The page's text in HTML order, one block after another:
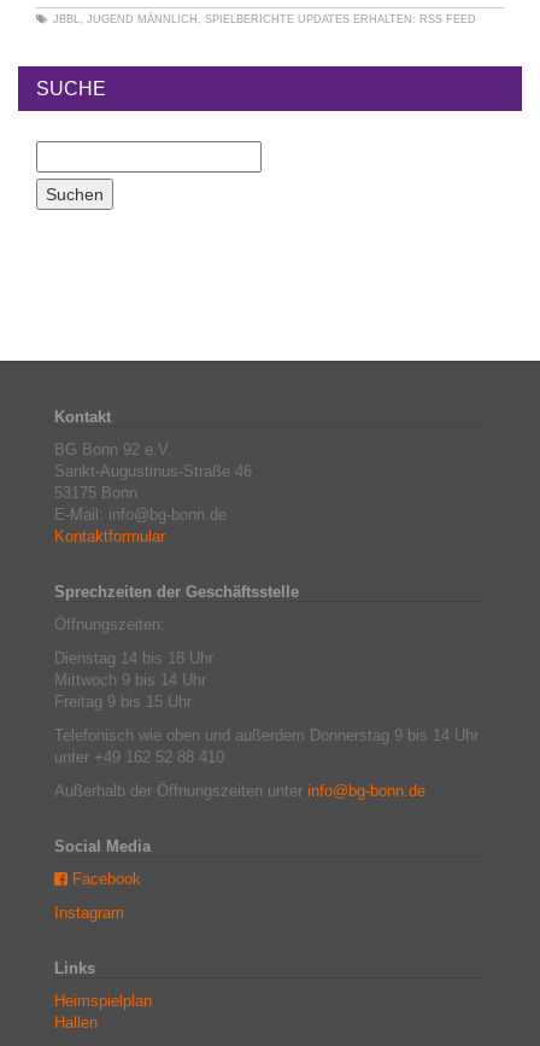
JBBL, JUGEND MÄNNLICH , SPIELBERICHTE UPDATES ERHALTEN: RSS FEED
SUCHE
Kontakt
BG Bonn 92 e.V.
Sankt-Augustinus-Straße 46
53175 Bonn
E-Mail: info@bg-bonn.de
Kontaktformular
Sprechzeiten der Geschäftsstelle
Öffnungszeiten:
Dienstag 14 bis 18 Uhr
Mittwoch 9 bis 14 Uhr
Freitag 9 bis 15 Uhr
Telefonisch wie oben und außerdem Donnerstag 9 bis 14 Uhr
unter +49 162 52 88 410
Außerhalb der Öffnungszeiten unter info@bg-bonn.de
Social Media
Facebook
Instagram
Links
Heimspielplan
Hallen